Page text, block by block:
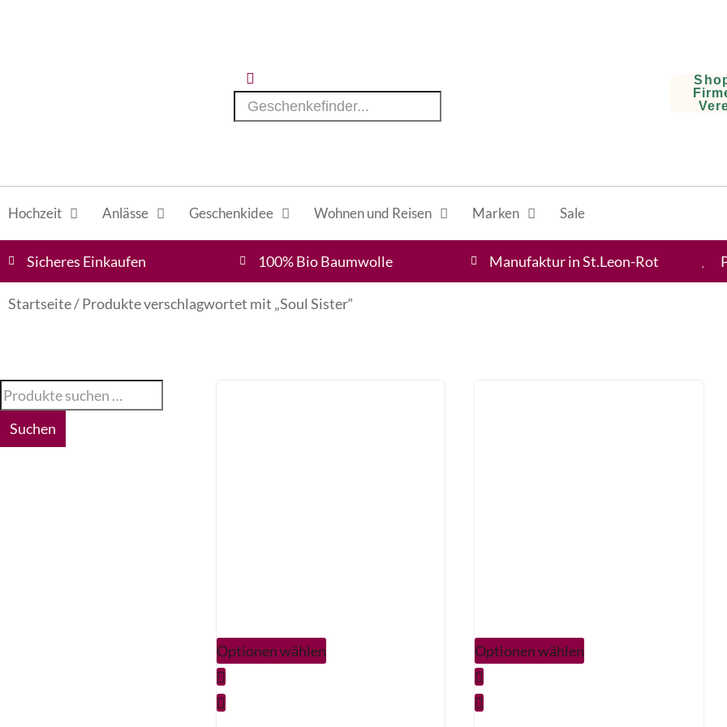
Hochzeit Anlässe Geschenkidee Wohnen und Reisen Marken Sale
Sicheres Einkaufen 100% Bio Baumwolle Manufaktur in St.Leon-Rot
Startseite/ Produkte verschlagwortet mit „Soul Sister“
Suchen
Optionen wählen Optionen wählen